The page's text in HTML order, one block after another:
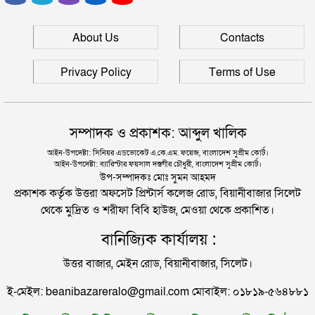
কুলাউড়া সীমান্তে ভারতের অভ্যন্তরে বিএসএফের গুলিতে
সিলেটে আরও ৩ জনের প্রাণহানী, পরিস্থিতি এখনো ভয়াবহ
মহেশখালীর মাতারবাড়িতে পৌঁছেছেন প্রধানমন্ত্রী
হেলিকপ্টারে মহেশখালীর পথে প্রধানমন্ত্রী
সিলেটে স্বামী উপপরিচালক ক্ষমতার কেন্দ্রে স্ত্রী!
হবিগঞ্জে মহাসড়কে ত্রিমুখী সংঘর্ষে প্রাণ গেল ২ জনের
সিলেটে বিদ্যুৎস্পৃষ্টে প্রাণ গেল সিসিক কর্মীর
প্রেমিকের বাড়িতে স্ত্রীর অনশন: দুধ দিয়ে গোসল করে সম্পর্ক
বিচ্ছেদ স্বামীর
About Us Contacts
Privacy Policy Terms of Use
সম্পাদক ও প্রকাশক: আব্দুল খালিক
আইন-উপদেষ্টা: সিনিয়র এডভোকেট এ.কে.এম. ফয়েজ, বাংলাদেশ সুপ্রীম কোর্ট।
আইন-উপদেষ্টা: ব্যারিস্টার ফয়সাল দস্তগীর চৌধুরী, বাংলাদেশ সুপ্রীম কোর্ট।
উপ-সম্পাদকঃ মোঃ সুমন আহমদ
প্রকাশক কর্তৃক উত্তরা অফসেট প্রিন্টার্স কলেজ রোড, বিয়ানীবাজার সিলেট
থেকে মুদ্রিত ও শরীফা বিবি হাউজ, মেওয়া থেকে প্রকাশিত।
বানিজ্যিক কার্যালয় :
উত্তর বাজার, মেইন রোড, বিয়ানীবাজার, সিলেট।
ই-মেইল: beanibazareralo@gmail.com মোবাইল: ০১৮১৯-৫৬৪৮৮১